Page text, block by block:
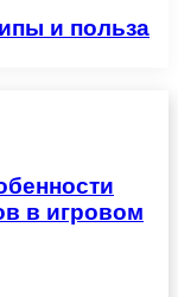
и польза
в игровом